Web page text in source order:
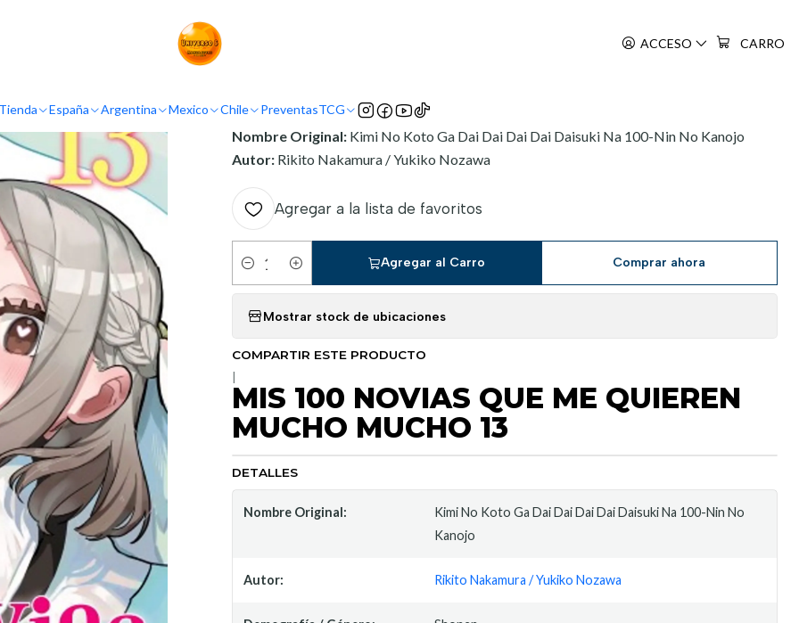
ACCESO CARRO
Tienda España Argentina Mexico Chile PreventasTCG
Nombre Original: Kimi No Koto Ga Dai Dai Dai Dai Daisuki Na 100-Nin No Kanojo
Autor: Rikito Nakamura / Yukiko Nozawa
Agregar a la lista de favoritos
Cantidad
Agregar al Carro Comprar ahora
Mostrar stock de ubicaciones
COMPARTIR ESTE PRODUCTO
MIS 100 NOVIAS QUE ME QUIEREN
MUCHO MUCHO 13
DETALLES
Nombre Original:
Kimi No Koto Ga Dai Dai Dai Dai Daisuki Na 100-Nin No
Kanojo
Autor: Rikito Nakamura / Yukiko Nozawa